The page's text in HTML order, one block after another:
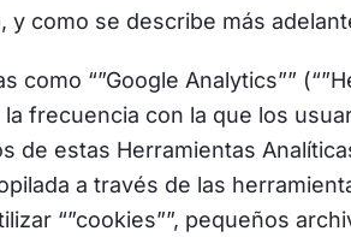
como se describe más
“”Google Analytics””
frecuencia con la que los
de estas Herramientas
a través de las
“”cookies””, pequeños